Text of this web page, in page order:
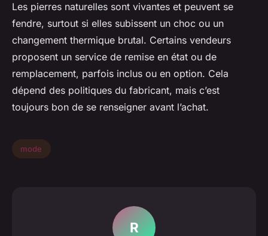
Les pierres naturelles sont vivantes et peuvent se
fendre, surtout si elles subissent un choc ou un
changement thermique brutal. Certains vendeurs
proposent un service de remise en état ou de
remplacement, parfois inclus ou en option. Cela
dépend des politiques du fabricant, mais c’est
toujours bon de se renseigner avant l’achat.
mode
R